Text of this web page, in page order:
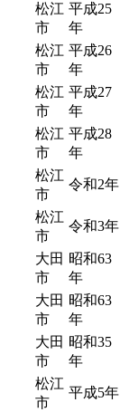
松江
市
平成25
年
松江
市
平成26
年
松江
市
平成27
年
松江
市
平成28
年
松江
市
令和2年
松江
市
令和3年
大田
市
昭和63
年
大田
市
昭和63
年
大田
市
昭和35
年
松江
市
平成5年